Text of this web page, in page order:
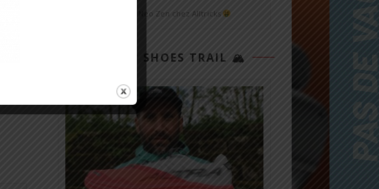
Mizuno Neo Zen chez Alltricks
TOP 3 SHOES TRAIL 🏔